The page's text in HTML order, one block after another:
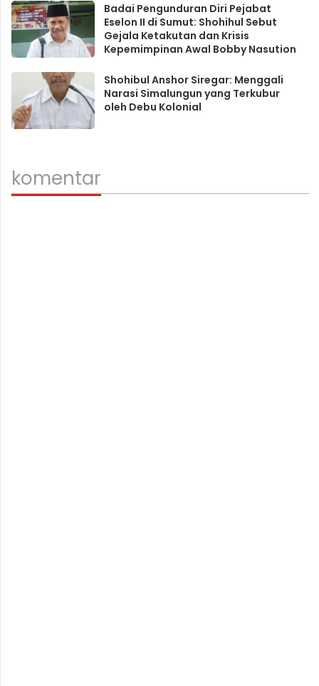
Badai Pengunduran Diri Pejabat
Eselon II di Sumut: Shohihul Sebut
Gejala Ketakutan dan Krisis
Kepemimpinan Awal Bobby Nasution
Shohibul Anshor Siregar: Menggali
Narasi Simalungun yang Terkubur
oleh Debu Kolonial
komentar